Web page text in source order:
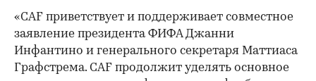
«CAF приветствует и поддерживает совместное
заявление президента ФИФА Джанни
Инфантино и генерального секретаря Маттиаса
Графстрема. CAF продолжит уделять основное